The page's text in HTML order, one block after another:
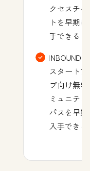
クセスチ
トを早期
手できる
INBOUNDの
スタート
プ向け無
ミュニテ
パスを早
入手できる